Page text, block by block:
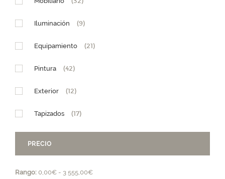
Iluminación (9)
Equipamiento (21)
Pintura (42)
Exterior (12)
Tapizados (17)
PRECIO
Rango: 0,00€ - 3 555,00€